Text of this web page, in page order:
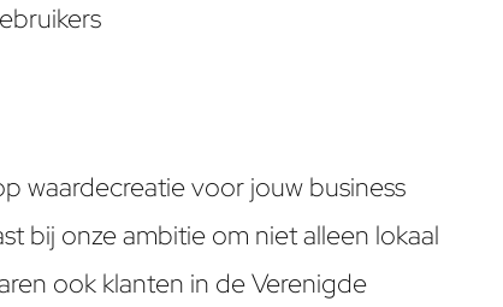
waardecreatie voor jouw business
bij onze ambitie om niet alleen lokaal
ook klanten in de Verenigde